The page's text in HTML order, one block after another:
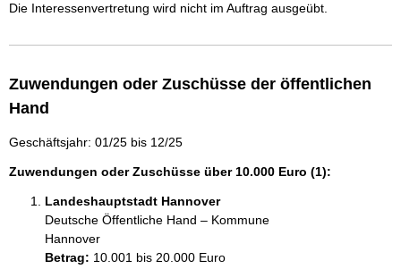
Die Interessenvertretung wird nicht im Auftrag ausgeübt.
Zuwendungen oder Zuschüsse der öffentlichen
Hand
Geschäftsjahr: 01/25 bis 12/25
Zuwendungen oder Zuschüsse über 10.000 Euro (1):
Landeshauptstadt Hannover
Deutsche Öffentliche Hand – Kommune
Hannover
Betrag: 10.001 bis 20.000 Euro